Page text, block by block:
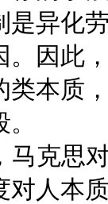
是异化
。因此
类本质
克思
对人本